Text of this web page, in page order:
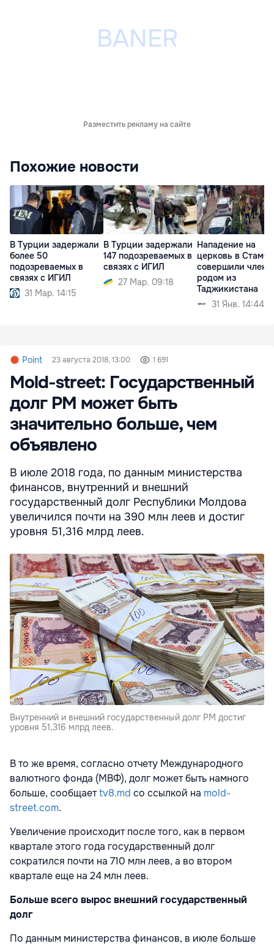
Разместить рекламу на сайте
Похожие новости
В Турции задержали
более 50
подозреваемых в
связях с ИГИЛ
31 Мар. 14:15
В Турции задержали
147 подозреваемых в
связях с ИГИЛ
27 Мар. 09:18
Нападение на
церковь в
совершили
родом из
Таджикистана
31 Янв. 14:44
Point 23 августа 2018, 13:00 1 691
Mold-street: Государственный
долг РМ может быть
значительно больше, чем
объявлено
В июле 2018 года, по данным министерства
финансов, внутренний и внешний
государственный долг Республики Молдова
увеличился почти на 390 млн леев и достиг
уровня 51,316 млрд леев.
Внутренний и внешний государственный долг РМ достиг
уровня 51,316 млрд леев.
В то же время, согласно отчету Международного
валютного фонда (МВФ), долг может быть намного
больше, сообщаетtv8.md со ссылкой на mold-
street.com.
Увеличение происходит после того, как в первом
квартале этого года государственный долг
сократился почти на 710 млн леев, а во втором
квартале еще на 24 млн леев.
Больше всего вырос внешний государственный
долг
По данным министерства финансов, в июле больше